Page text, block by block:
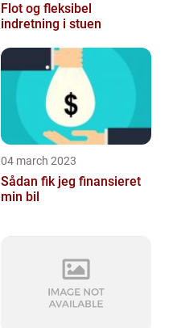
Flot og fleksibel
indretning i stuen
04 march 2023
Sådan fik jeg finansieret
min bil